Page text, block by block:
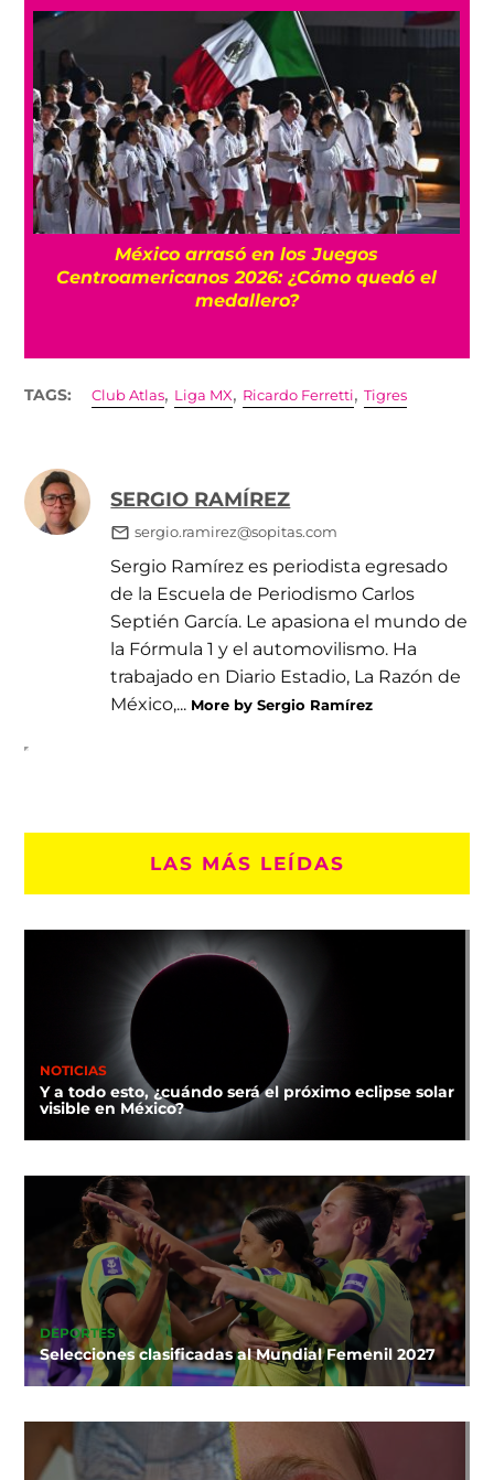
México arrasó en los Juegos
Centroamericanos 2026: ¿Cómo quedó el
medallero?
TAGS: Club Atlas, Liga MX, Ricardo Ferretti,Tigres
SERGIO RAMÍREZ
sergio.ramirez@sopitas.com
Sergio Ramírez es periodista egresado
de la Escuela de Periodismo Carlos
Septién García. Le apasiona el mundo de
la Fórmula 1 y el automovilismo. Ha
trabajado en Diario Estadio, La Razón de
México,... More by Sergio Ramírez
LAS MÁS LEÍDAS
NOTICIAS
Y a todo esto, ¿cuándo será el próximo eclipse solar
visible en México?
DEPORTES
Selecciones clasificadas al Mundial Femenil 2027